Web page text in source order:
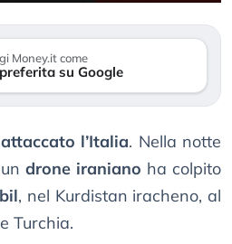
Money.it come
su Google
l’Italia. Nella notte
drone iraniano ha colpito
, nel Kurdistan iracheno, al
Turchia.